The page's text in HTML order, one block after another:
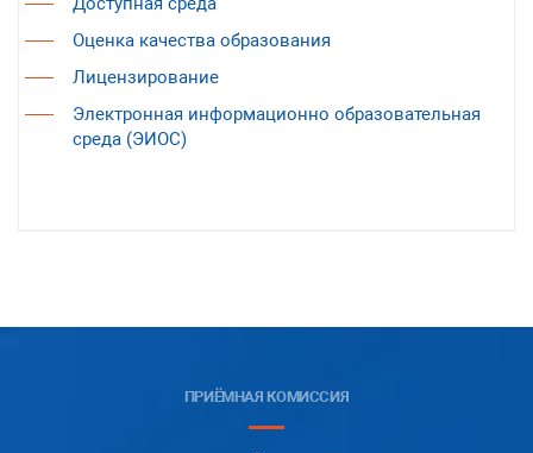
Оценка качества образования
Лицензирование
Электронная информационно образовательная
среда (ЭИОС)
ПРИЁМНАЯ КОМИССИЯ